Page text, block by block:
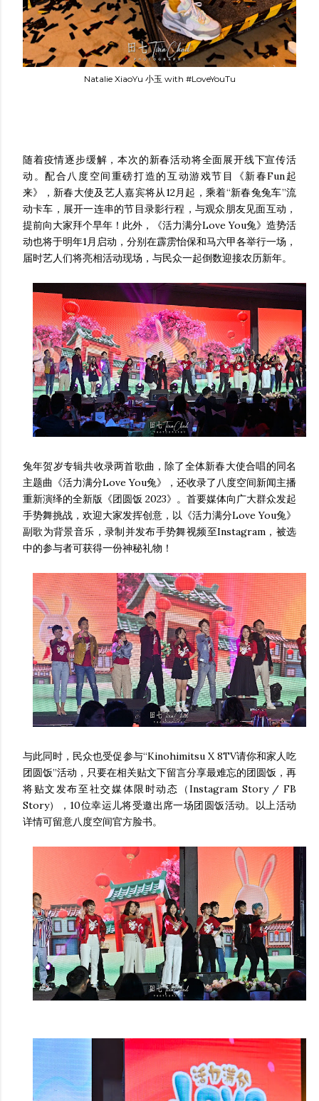
Natalie XiaoYu 小玉 with #LoveYouTu
随着疫情逐步缓解，本次的新春活动将全面展开线下宣传活
动。配合八度空间重磅打造的互动游戏节目《新春Fun起
来》，新春大使及艺人嘉宾将从12月起，乘着“新春兔兔车”流
动卡车，展开一连串的节目录影行程，与观众朋友见面互动，
提前向大家拜个早年！此外，《活力满分Love You兔》造势活
动也将于明年1月启动，分别在霹雳怡保和马六甲各举行一场，
届时艺人们将亮相活动现场，与民众一起倒数迎接农历新年。
兔年贺岁专辑共收录两首歌曲，除了全体新春大使合唱的同名
主题曲《活力满分Love You兔》，还收录了八度空间新闻主播
重新演绎的全新版《团圆饭 2023》。首要媒体向广大群众发起
手势舞挑战，欢迎大家发挥创意，以《活力满分Love You兔》
副歌为背景音乐，录制并发布手势舞视频至Instagram，被选
中的参与者可获得一份神秘礼物！
与此同时，民众也受促参与“Kinohimitsu X 8TV请你和家人吃
团圆饭”活动，只要在相关贴文下留言分享最难忘的团圆饭，再
将贴文发布至社交媒体限时动态（Instagram Story / FB
Story），10位幸运儿将受邀出席一场团圆饭活动。以上活动
详情可留意八度空间官方脸书。